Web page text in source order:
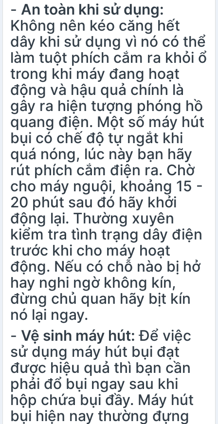
- An toàn khi sử dụng:
Không nên kéo căng hết
dây khi sử dụng vì nó có thể
làm tuột phích cắm ra khỏi ổ
trong khi máy đang hoạt
động và hậu quả chính là
gây ra hiện tượng phóng hồ
quang điện. Một số máy hút
bụi có chế độ tự ngắt khi
quá nóng, lúc này bạn hãy
rút phích cắm điện ra. Chờ
cho máy nguội, khoảng 15 -
20 phút sau đó hãy khởi
động lại. Thường xuyên
kiểm tra tình trạng dây điện
trước khi cho máy hoạt
động. Nếu có chỗ nào bị hở
hay nghi ngờ không kín,
đừng chủ quan hãy bịt kín
nó lại ngay.
- Vệ sinh máy hút: Để việc
sử dụng máy hút bụi đạt
được hiệu quả thì bạn cần
phải đổ bụi ngay sau khi
hộp chứa bụi đầy. Máy hút
bụi hiện nay thường đựng